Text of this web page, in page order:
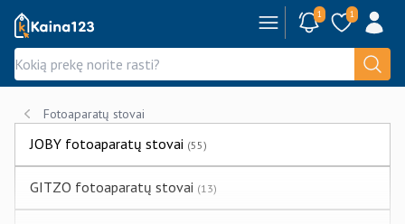
Kaina123.lt 1 1
Fotoaparatų stovai
JOBY fotoaparatų stovai (55)
GITZO fotoaparatų stovai (13)